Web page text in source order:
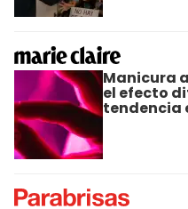
Manicura
el efecto
tendencia